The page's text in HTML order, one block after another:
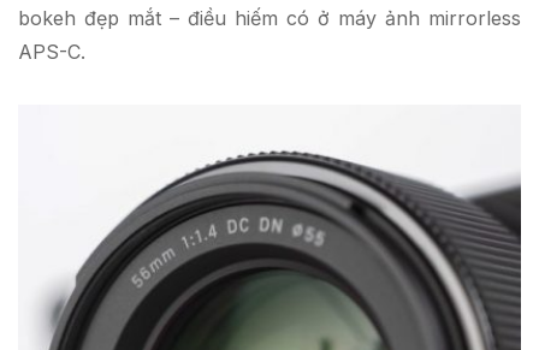
bokeh đẹp mắt – điều hiếm có ở máy ảnh mirrorless
APS-C.